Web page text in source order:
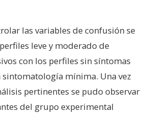
las variables de confusión se
leve y moderado de
con los perfiles sin síntomas
sintomatología mínima. Una vez
pertinentes se pudo observar
del grupo experimental